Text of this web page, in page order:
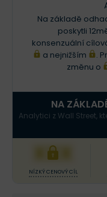
Na základě
poskytli
konsenzuální
a nejnižším
.
změnu o
NA
Analytici z Wall Street,
XXX
NÍZKÝ CENOVÝ CÍL